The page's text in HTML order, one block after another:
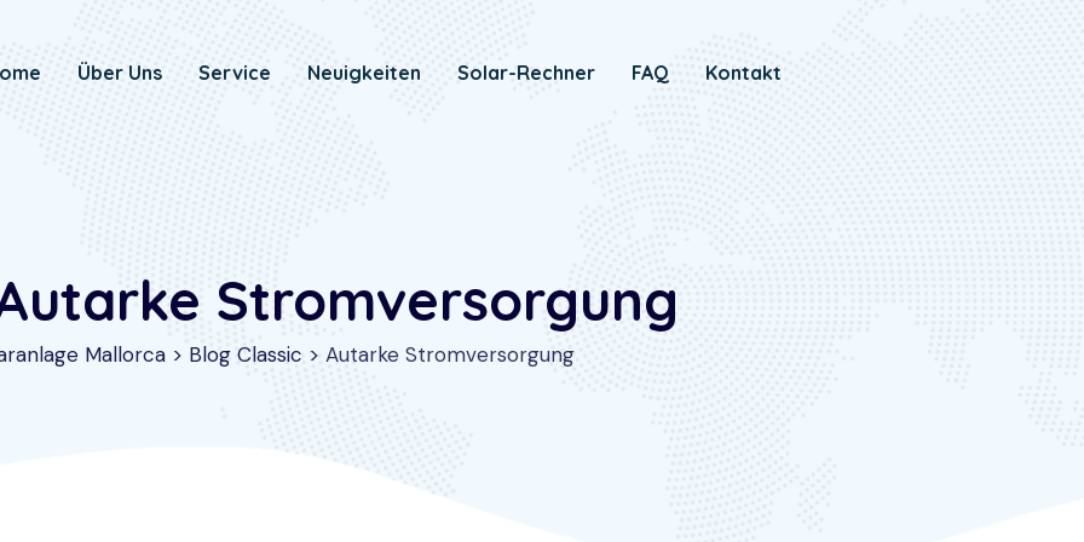
Über Uns Service Neuigkeiten Solar-Rechner FAQ Kontakt
Stromversorgung
Mallorca > Blog Classic > Autarke Stromversorgung